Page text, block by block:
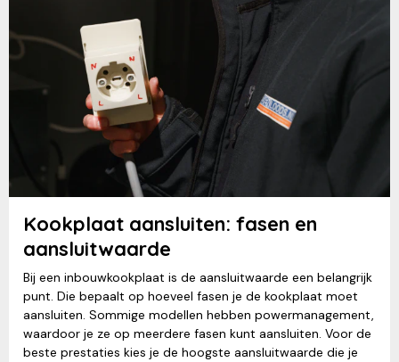
Kookplaat aansluiten: fasen en
aansluitwaarde
Bij een inbouwkookplaat is de aansluitwaarde een belangrijk
punt. Die bepaalt op hoeveel fasen je de kookplaat moet
aansluiten. Sommige modellen hebben powermanagement,
waardoor je ze op meerdere fasen kunt aansluiten. Voor de
beste prestaties kies je de hoogste aansluitwaarde die je